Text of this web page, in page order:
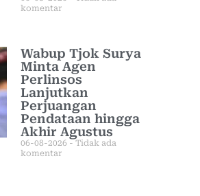
komentar
Wabup Tjok Surya
Minta Agen
Perlinsos
Lanjutkan
Perjuangan
Pendataan hingga
Akhir Agustus
06-08-2026
Tidak ada
komentar